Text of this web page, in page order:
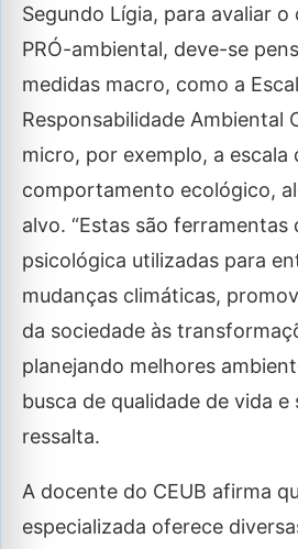
Segundo Lígia, para avaliar
PRÓ-ambiental, deve-se
medidas macro, como a
Responsabilidade Ambiental
micro, por exemplo, a escala
comportamento ecológico,
alvo. “Estas são ferramentas
psicológica utilizadas para
mudanças climáticas,
da sociedade às
planejando melhores
busca de qualidade de vida e
ressalta.
A docente do CEUB afirma
especializada oferece